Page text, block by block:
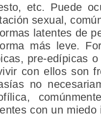
etc. Puede
sexual,
latentes de
más leve.
pre-edípicas
con ellos son
no
con un